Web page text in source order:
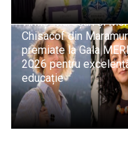
Profesoarele Liana
Timiș-Mureșan și
Chisacof din
premiate la Gala
2026 pentru
educație